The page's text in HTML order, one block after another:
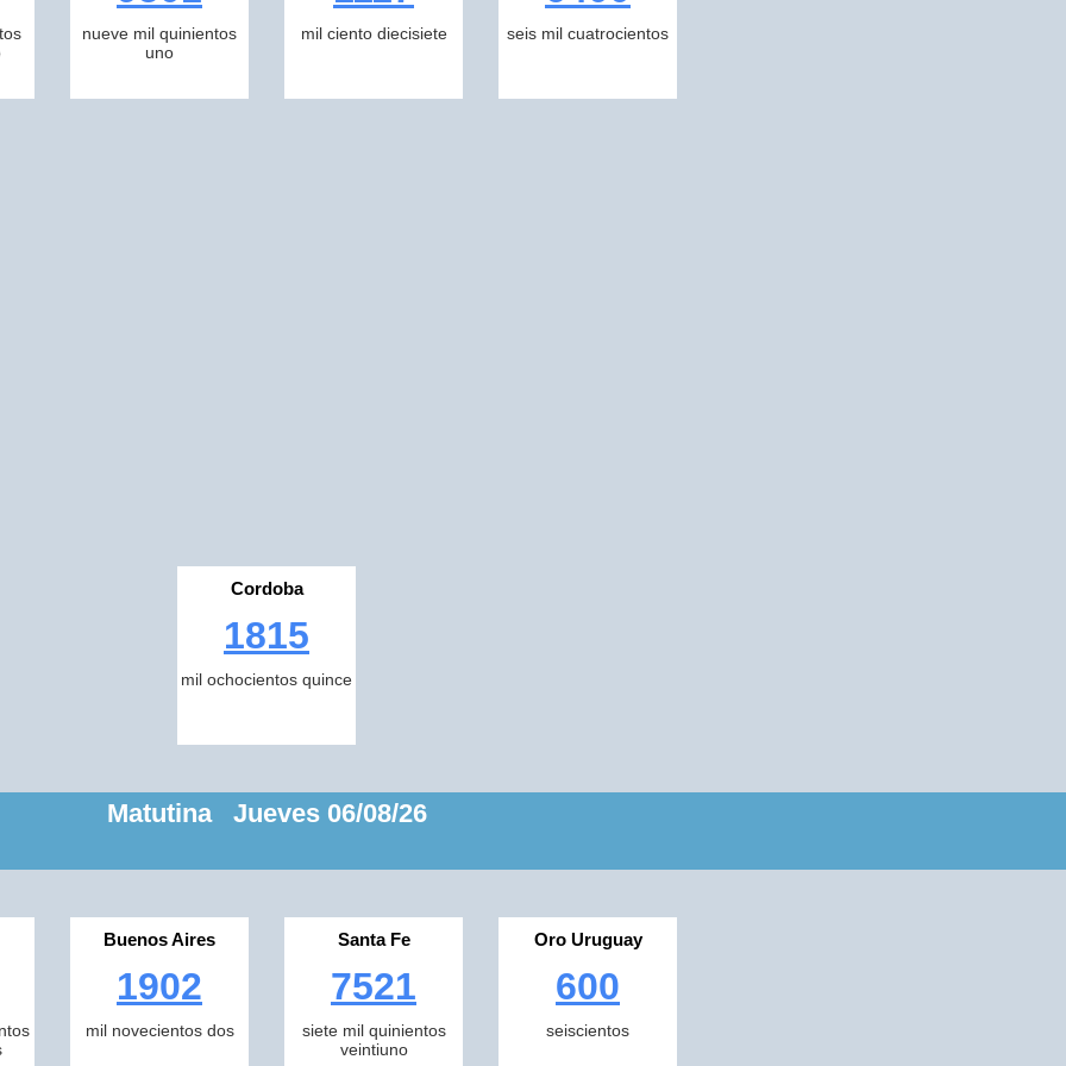
nueve mil quinientos
uno
mil ciento diecisiete seis mil cuatrocientos
Cordoba
1815
mil ochocientos quince
Matutina Jueves 06/08/26
Buenos Aires
1902
mil novecientos dos
Santa Fe
7521
siete mil quinientos
veintiuno
Oro Uruguay
600
seiscientos